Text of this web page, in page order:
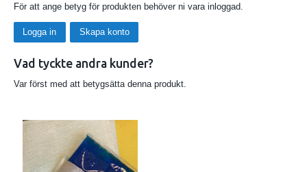
För att ange betyg för produkten behöver ni vara inloggad.
Logga in Skapa konto
Vad tyckte andra kunder?
Var först med att betygsätta denna produkt.